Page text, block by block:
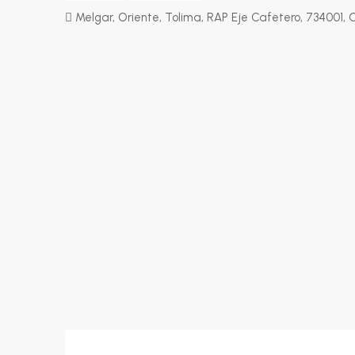
Melgar, Oriente, Tolima, RAP Eje Cafetero, 734001,